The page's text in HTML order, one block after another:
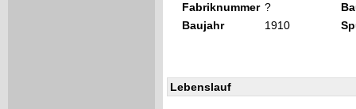
Fabriknummer ?
Baujahr
1910
Lebenslauf